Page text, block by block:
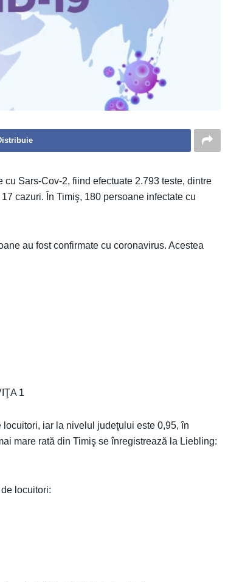
cu Sars-Cov-2, fiind efectuate 2.793 teste, dintre
cazuri. În Timiş, 180 persoane infectate cu
au fost confirmate cu coronavirus. Acestea
1
iar la nivelul judeţului este 0,95, în
mare rată din Timiş se înregistrează la Liebling:
locuitori: